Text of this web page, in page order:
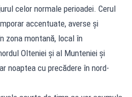
celor normale perioadei. Cerul
accentuate, averse și
zona montană, local în
Olteniei și al Munteniei și
noaptea cu precădere în nord-